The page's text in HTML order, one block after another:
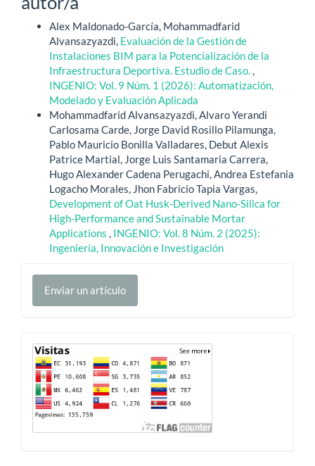
Alex Maldonado-García, Mohammadfarid
Alvansazyazdi, Evaluación de la Gestión de
Instalaciones BIM para la Potencialización de la
Infraestructura Deportiva. Estudio de Caso.,
INGENIO: Vol. 9 Núm. 1 (2026): Automatización,
Modelado y Evaluación Aplicada
Mohammadfarid Alvansazyazdi, Alvaro Yerandi
Carlosama Carde, Jorge David Rosillo Pilamunga,
Pablo Mauricio Bonilla Valladares, Debut Alexis
Patrice Martial, Jorge Luis Santamaria Carrera,
Hugo Alexander Cadena Perugachi, Andrea Estefania
Logacho Morales, Jhon Fabricio Tapia Vargas,
Development of Oat Husk-Derived Nano-Silica for
High-Performance and Sustainable Mortar
Applications , INGENIO: Vol. 8 Núm. 2 (2025):
Ingeniería, Innovación e Investigación
Enviar
unEnviar un artículo
Contador